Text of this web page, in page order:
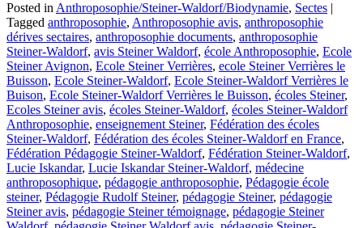
Posted in Anthroposophie/Steiner-Waldorf/Biodynamie, Sectes |
Tagged anthroposophie, Anthroposophie avis, anthroposophie
dérives sectaires, anthroposophie documents, anthroposophie
Steiner-Waldorf, avis Steiner Waldorf, école Anthroposophie, Ecole
Steiner Avignon, Ecole Steiner Verrières, ecole Steiner Verrières le
Buisson, Ecole Steiner-Waldorf, Ecole Steiner-Waldorf Verrières le
Buison, Ecole Steiner-Waldorf Verrières le Buisson, écoles Steiner,
Ecoles Steiner avis, écoles Steiner-Waldorf, écoles Steiner-Waldorf
Anthroposophie, enseignement Steiner, Fédération des écoles
Steiner-Waldorf, Fédération des écoles Steiner-Waldorf en France,
Fédération Pédagogie Steiner-Waldorf, Fédération Steiner-Waldorf,
Lucie Iskandar, Lucie Iskandar Steiner-Waldorf, médecine
anthroposophique, pédagogie anthroposophie, Pédagogie école
steiner, Pédagogie Rudolf Steiner, pédagogie Steiner, pédagogie
Steiner avis, pédagogie Steiner témoignage, pédagogie Steiner